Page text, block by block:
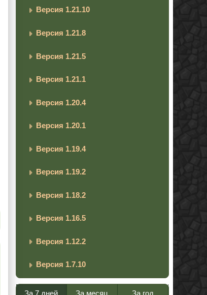
Версия 1.21.10
Версия 1.21.8
Версия 1.21.5
Версия 1.21.1
Версия 1.20.4
Версия 1.20.1
Версия 1.19.4
Версия 1.19.2
Версия 1.18.2
Версия 1.16.5
Версия 1.12.2
Версия 1.7.10
За 7 дней За месяц За год